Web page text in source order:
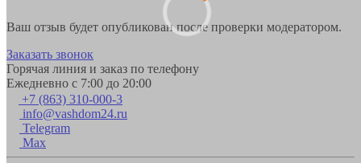
Ваш отзыв будет опубликован после проверки модератором.
Заказать звонок
Горячая линия и заказ по телефону
Ежедневно с 7:00 до 20:00
+7 (863) 310-000-3
info@vashdom24.ru
Telegram
Max